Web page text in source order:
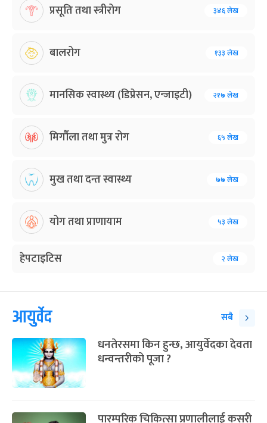
प्रसूति तथा स्त्रीरोग ३४६ लेख
बालरोग १३३ लेख
मानसिक स्वास्थ्य (डिप्रेसन, एन्जाइटी) २१७ लेख
मिर्गौला तथा मुत्र रोग ६५ लेख
मुख तथा दन्त स्वास्थ्य ७७ लेख
योग तथा प्राणायाम ५३ लेख
हेपटाइटिस २ लेख
आयुर्वेद सबै
धनतेरसमा किन हुन्छ, आयुर्वेदका देवता
धन्वन्तरीको पूजा ?
पारम्परिक चिकित्सा प्रणालीलाई कसरी